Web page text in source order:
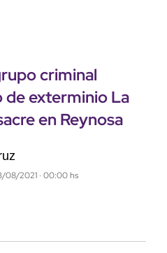
criminal
de exterminio La
en Reynosa
08/2021 · 00:00 hs